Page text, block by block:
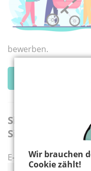
Wir brauchen
Cookie zählt!
bewerben.
Zur
Sie sind schon
Sie sich hier
E-Mail-Adresse